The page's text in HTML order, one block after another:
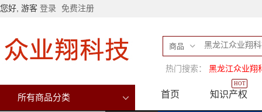
您好, 游客 登录 免费注册
商品
热门搜索： 黑龙江众业翔
所有商品分类 首页 知识产权
HOT